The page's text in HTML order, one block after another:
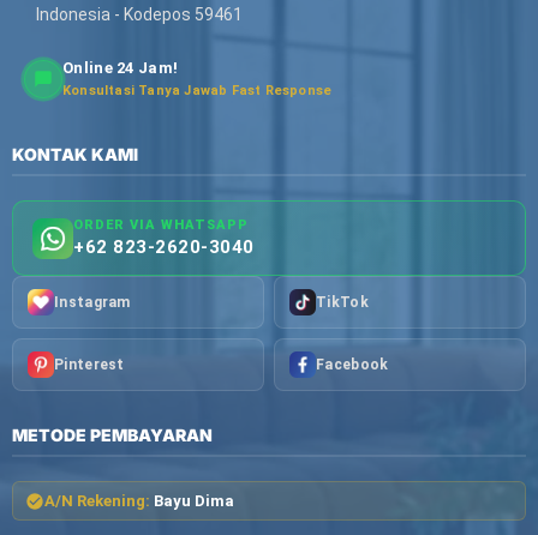
Indonesia - Kodepos 59461
Online 24 Jam!
Konsultasi Tanya Jawab Fast Response
KONTAK KAMI
ORDER VIA WHATSAPP
+62 823-2620-3040
Instagram TikTok
Pinterest Facebook
METODE PEMBAYARAN
A/N Rekening: Bayu Dima